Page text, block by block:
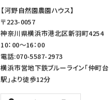
【河野自然園農園ハウス】
〒223-0057
神奈川県横浜市港北区新羽町4254
10：00～16：00
電話:070-5587-2973
横浜市営地下鉄ブルーライン「仲町台
駅」より徒歩12分